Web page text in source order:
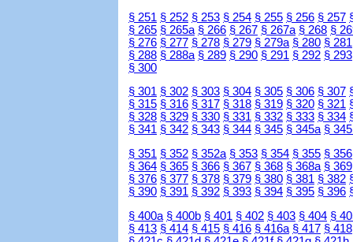
§ 251 § 252 § 253 § 254 § 255 § 256 § 257
§ 265 § 265a § 266 § 267 § 267a § 268 §
§ 276 § 277 § 278 § 279 § 279a § 280 § 281
§ 288 § 288a § 289 § 290 § 291 § 292 § 293
§ 300
§ 301 § 302 § 303 § 304 § 305 § 306 § 307
§ 315 § 316 § 317 § 318 § 319 § 320 § 321
§ 328 § 329 § 330 § 331 § 332 § 333 § 334
§ 341 § 342 § 343 § 344 § 345 § 345a §
§ 351 § 352 § 352a § 353 § 354 § 355 § 356
§ 364 § 365 § 366 § 367 § 368 § 368a § 369
§ 376 § 377 § 378 § 379 § 380 § 381 § 382
§ 390 § 391 § 392 § 393 § 394 § 395 § 396
§ 400a § 400b § 401 § 402 § 403 § 404 §
§ 413 § 414 § 415 § 416 § 416a § 417 § 418